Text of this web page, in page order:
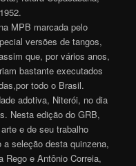
MPB marcada pelo
versões de tangos,
que, por vários anos,
bastante executados
todo o Brasil.
adotiva, Niterói, no dia
Nesta edição do GRB,
e de seu trabalho
seleção desta quinzena,
Rego e Antônio Correia,